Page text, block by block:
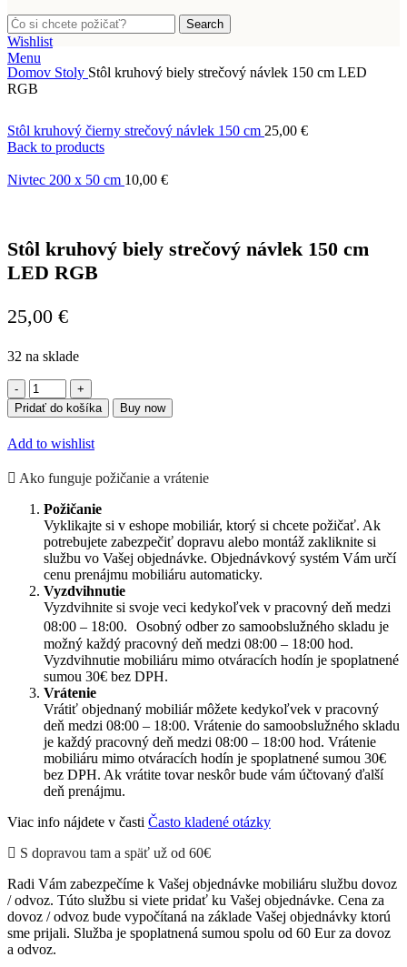
Search
Wishlist
Menu
Domov Stoly Stôl kruhový biely strečový návlek 150 cm LED
RGB
Stôl kruhový čierny strečový návlek 150 cm 25,00 €
Back to products
Nivtec 200 x 50 cm 10,00 €
Stôl kruhový biely strečový návlek 150 cm
LED RGB
25,00 €
32 na sklade
množstvo
Stôl
kruhový
biely
strečový
150
cm
LED
RGB
Pridať do košíka Buy now
Add to wishlist
Ako funguje požičanie a vrátenie
Požičanie
Vyklikajte si v eshope mobiliár, ktorý si chcete požičať. Ak
potrebujete zabezpečiť dopravu alebo montáž zakliknite si
službu vo Vašej objednávke. Objednávkový systém Vám určí
cenu prenájmu mobiliáru automaticky.
Vyzdvihnutie
Vyzdvihnite si svoje veci kedykoľvek v pracovný deň medzi
08:00 – 18:00. Osobný odber zo samoobslužného skladu je
možný každý pracovný deň medzi 08:00 – 18:00 hod.
Vyzdvihnutie mobiliáru mimo otváracích hodín je spoplatnené
sumou 30€ bez DPH.
Vrátenie
Vrátiť objednaný mobiliár môžete kedykoľvek v pracovný
deň medzi 08:00 – 18:00. Vrátenie do samoobslužného skladu
je každý pracovný deň medzi 08:00 – 18:00 hod. Vrátenie
mobiliáru mimo otváracích hodín je spoplatnené sumou 30€
bez DPH. Ak vrátite tovar neskôr bude vám účtovaný ďalší
deň prenájmu.
Viac info nájdete v časti Často kladené otázky
S dopravou tam a späť už od 60€
Radi Vám zabezpečíme k Vašej objednávke mobiliáru službu dovoz
/ odvoz. Túto službu si viete pridať ku Vašej objednávke. Cena za
dovoz / odvoz bude vypočítaná na základe Vašej objednávky ktorú
sme prijali. Služba je spoplatnená sumou spolu od 60 Eur za dovoz
a odvoz.